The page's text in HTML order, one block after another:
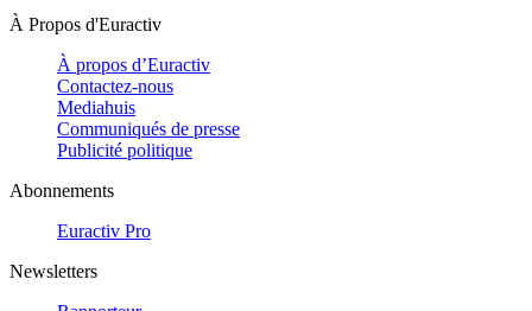
À Propos d'Euractiv
À propos d’Euractiv
Contactez-nous
Mediahuis
Communiqués de presse
Publicité politique
Abonnements
Euractiv Pro
Newsletters